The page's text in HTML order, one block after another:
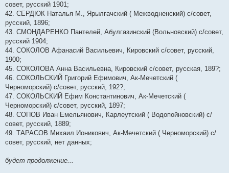
совет, русский 1901;
42. СЕРДЮК Наталья М., Ярылгачский ( Межводненский) с/совет,
русский, 1896;
43. СМОНДАРЕНКО Пантелей, Абулгазинский (Вольновский) с/совет,
русский 1904;
44. СОКОЛОВ Афанасий Васильевич, Кировский с/совет, русский,
1900;
45. СОКОЛОВА Анна Васильевна, Кировский с/совет, русская, 189?;
46. СОКОЛЬСКИЙ Григорий Ефимович, Ак-Мечетский (
Черноморский) с/совет, русский, 192?;
47. СОКОЛЬСКИЙ Ефим Константинович, Ак-Мечетский (
Черноморский) с/совет, русский, 1897;
48. СОПОВ Иван Емельянович, Карлеутский ( Водопойновский) с/
совет, русский, 1889;
49. ТАРАСОВ Михаил Ионикович, Ак-Мечетский ( Черноморский) с/
совет, русский, нет данных;
будет продолжение...